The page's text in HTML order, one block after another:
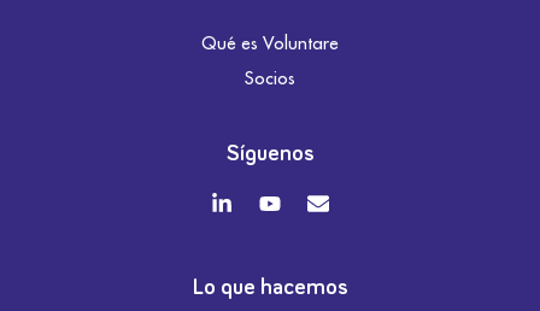
Qué es Voluntare
Socios
Síguenos
Lo que hacemos